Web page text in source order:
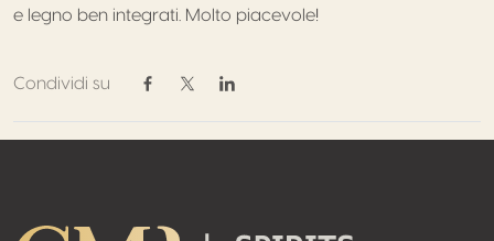
e legno ben integrati. Molto piacevole!
Condividi su
Condividi su Facebook
Condividi su Twitter / X
Condividi su Linkedin